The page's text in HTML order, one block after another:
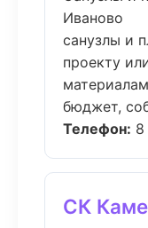
Иваново
санузлы и
проекту
бюджет,
Телефон: 8
СК